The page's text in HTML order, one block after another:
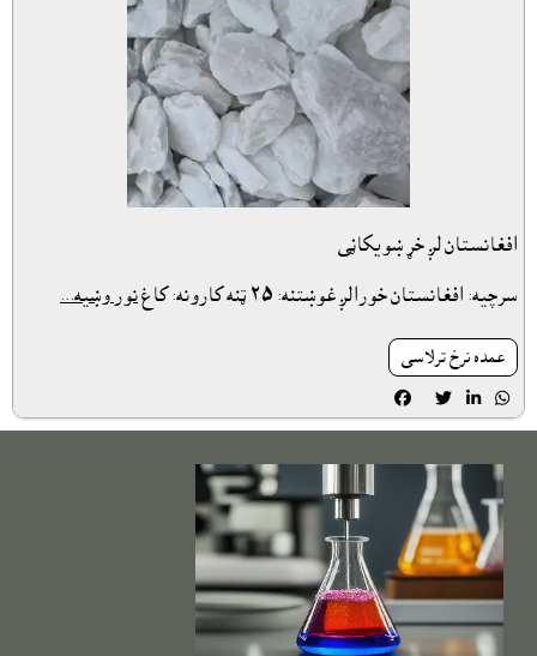
افغانستان لږ خړ ښويکاڼى
سرچيه: افغانستان خورالږ غوښتنه: ٢٥ ټنه کارونه: کاغ نور وښيه...
عمده نرخ ترلاسى
   